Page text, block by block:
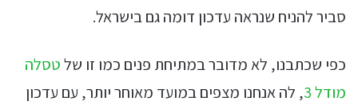
סביר להניח שנראה עדכון דומה גם בישראל.
כפי שכתבנו, לא מדובר במתיחת פנים כמו זו שלטסלה
מודל 3 , לה אנחנו מצפים במועד מאוחר יותר, עם עדכון